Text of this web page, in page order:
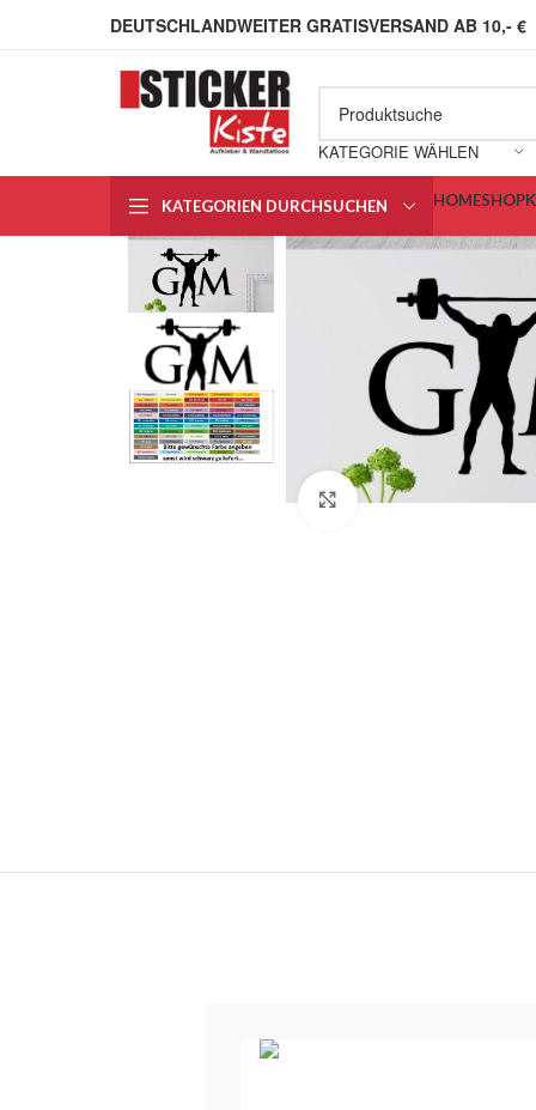
DEUTSCHLANDWEITER GRATISVERSAND AB 10,- €
KATEGORIE WÄHLEN
KATEGORIEN DURCHSUCHEN HOMESHOP
Klick zum Vergrößern